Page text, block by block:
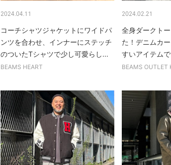
2024.04.11
コーチシャツジャケットにワイドパ
ンツを合わせ、インナーにステッチ
のついたTシャツで少し可愛らし...
BEAMS HEART
2024.02.21
全身ダークト
た！デニムカ
すいアイテム
BEAMS OUTLET